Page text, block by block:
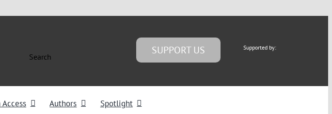
Search
SUPPORT US Supported by:
Access Authors Spotlight